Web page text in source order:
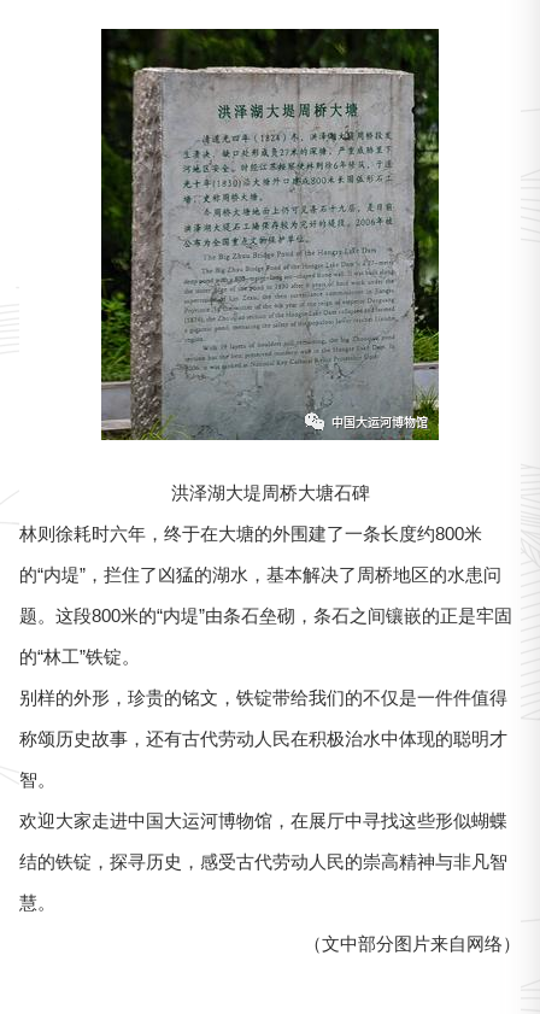
洪泽湖大堤周桥大塘石碑
林则徐耗时六年，终于在大塘的外围建了一条长度约800米
的“内堤”，拦住了凶猛的湖水，基本解决了周桥地区的水患问
题。这段800米的“内堤”由条石垒砌，条石之间镶嵌的正是牢固
的“林工”铁锭。
别样的外形，珍贵的铭文，铁锭带给我们的不仅是一件件值得
称颂历史故事，还有古代劳动人民在积极治水中体现的聪明才
智。
欢迎大家走进中国大运河博物馆，在展厅中寻找这些形似蝴蝶
结的铁锭，探寻历史，感受古代劳动人民的崇高精神与非凡智
慧。
（文中部分图片来自网络）